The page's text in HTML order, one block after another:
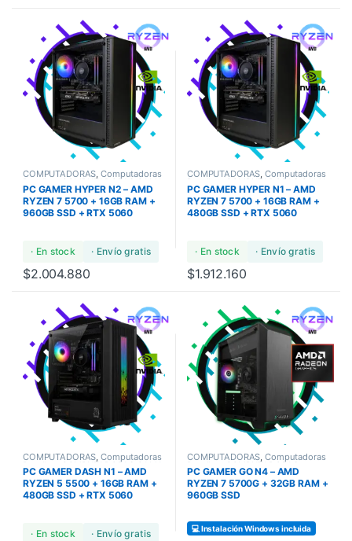
COMPUTADORAS,Computadoras
COMPUTADORAS GAMA
ULTRA
PC GAMER HYPER N2 – AMD
RYZEN 7 5700 + 16GB RAM +
960GB SSD + RTX 5060
· En stock · Envío gratis
$2.004.880
COMPUTADORAS,Computadoras
COMPUTADORAS GAMA
ULTRA
PC GAMER HYPER N1 – AMD
RYZEN 7 5700 + 16GB RAM +
480GB SSD + RTX 5060
· En stock · Envío gratis
$1.912.160
COMPUTADORAS ,Computadoras
COMPUTADORAS GAMA
ULTRA
PC GAMER DASH N1 – AMD
RYZEN 5 5500 + 16GB RAM +
480GB SSD + RTX 5060
· En stock · Envío gratis
COMPUTADORAS ,Computadoras
COMPUTADORAS
GAMERS
PC GAMER GO N4 – AMD
RYZEN 7 5700G + 32GB RAM +
960GB SSD
💻 Instalación Windows incluida